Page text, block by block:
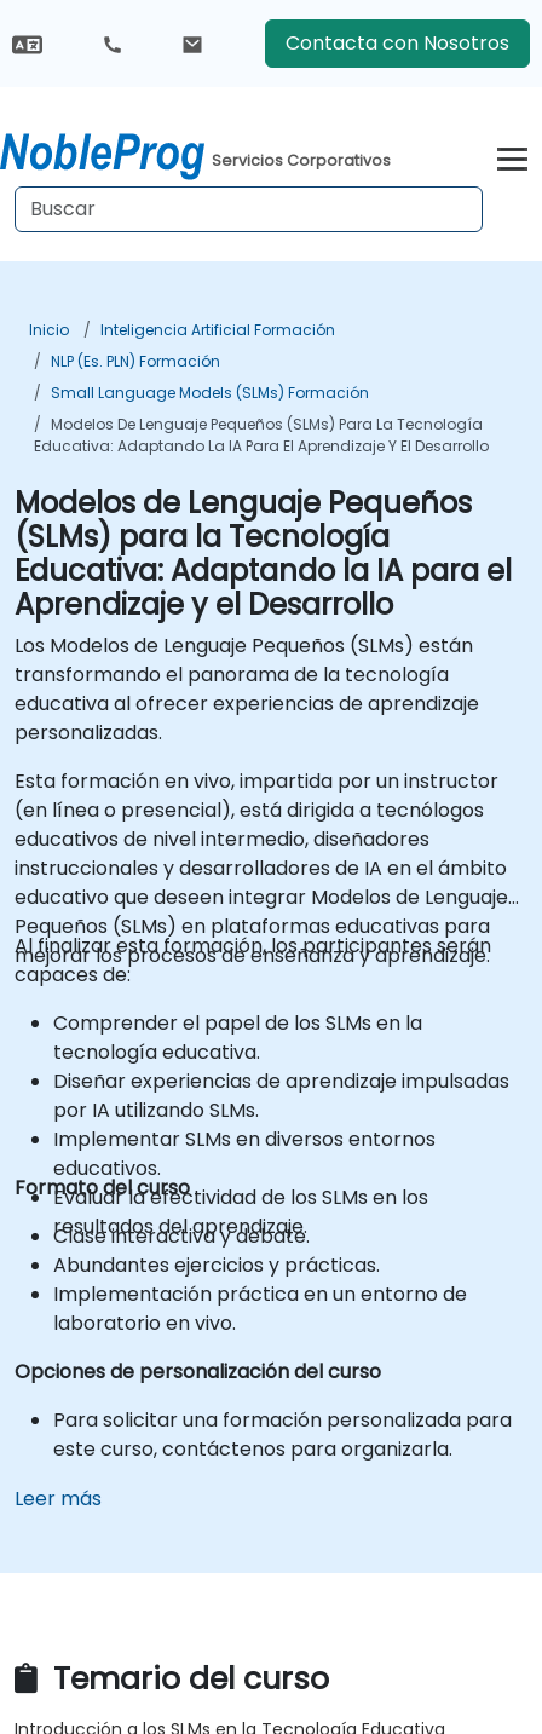
Contacta con Nosotros
Servicios Corporativos
Inicio
Inteligencia Artificial Formación
NLP (es. PLN) Formación
Small Language Models (SLMs) Formación
Modelos De Lenguaje Pequeños (SLMs) Para La Tecnología
Educativa: Adaptando La IA Para El Aprendizaje Y El Desarrollo
Modelos de Lenguaje Pequeños
(SLMs) para la Tecnología
Educativa: Adaptando la IA para el
Aprendizaje y el Desarrollo
Los Modelos de Lenguaje Pequeños (SLMs) están
transformando el panorama de la tecnología
educativa al ofrecer experiencias de aprendizaje
personalizadas.
Esta formación en vivo, impartida por un instructor
(en línea o presencial), está dirigida a tecnólogos
educativos de nivel intermedio, diseñadores
instruccionales y desarrolladores de IA en el ámbito
educativo que deseen integrar Modelos de Lenguaje
Pequeños (SLMs) en plataformas educativas para
mejorar los procesos de enseñanza y aprendizaje.
Al finalizar esta formación, los participantes serán
capaces de:
Comprender el papel de los SLMs en la
tecnología educativa.
Diseñar experiencias de aprendizaje impulsadas
por IA utilizando SLMs.
Implementar SLMs en diversos entornos
educativos.
Evaluar la efectividad de los SLMs en los
resultados del aprendizaje.
Formato del curso
Clase interactiva y debate.
Abundantes ejercicios y prácticas.
Implementación práctica en un entorno de
laboratorio en vivo.
Opciones de personalización del curso
Para solicitar una formación personalizada para
este curso, contáctenos para organizarla.
Leer más
Temario del curso